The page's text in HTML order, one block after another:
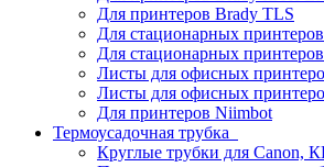
Для принтеров Brady TLS
Для стационарных
Для стационарных
Листы для офисных
Листы для офисных
Для принтеров Niimbot
Термоусадочная трубка
Круглые трубки для Canon,